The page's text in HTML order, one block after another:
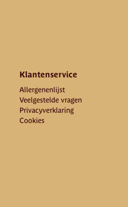
Klantenservice
Allergenenlijst
Veelgestelde vragen
Privacyverklaring
Cookies